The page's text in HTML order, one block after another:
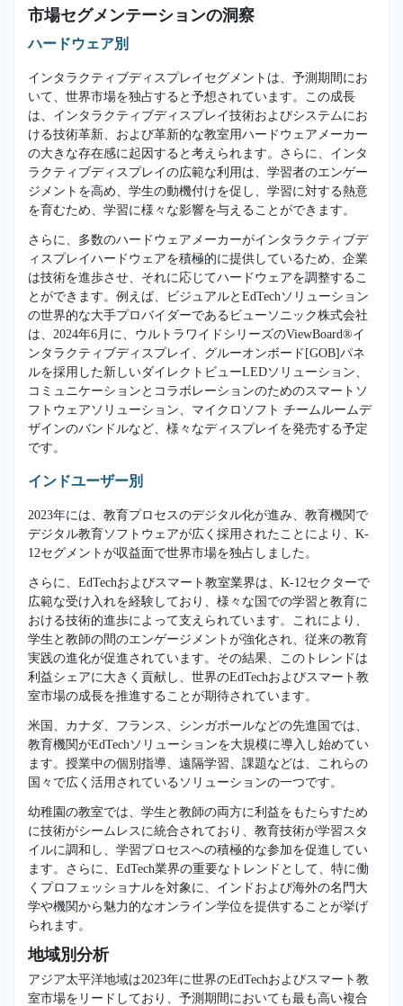
市場セグメンテーションの洞察
ハードウェア別
インタラクティブディスプレイセグメントは、予測期間にお
いて、世界市場を独占すると予想されています。この成長
は、インタラクティブディスプレイ技術およびシステムにお
ける技術革新、および革新的な教室用ハードウェアメーカー
の大きな存在感に起因すると考えられます。さらに、インタ
ラクティブディスプレイの広範な利用は、学習者のエンゲー
ジメントを高め、学生の動機付けを促し、学習に対する熱意
を育むため、学習に様々な影響を与えることができます。
さらに、多数のハードウェアメーカーがインタラクティブデ
ィスプレイハードウェアを積極的に提供しているため、企業
は技術を進歩させ、それに応じてハードウェアを調整するこ
とができます。例えば、ビジュアルとEdTechソリューション
の世界的な大手プロバイダーであるビューソニック株式会社
は、2024年6月に、ウルトラワイドシリーズのViewBoard®イ
ンタラクティブディスプレイ、グルーオンボード[GOB]パネ
ルを採用した新しいダイレクトビューLEDソリューション、
コミュニケーションとコラボレーションのためのスマートソ
フトウェアソリューション、マイクロソフト チームルームデ
ザインのバンドルなど、様々なディスプレイを発売する予定
です。
インドユーザー別
2023年には、教育プロセスのデジタル化が進み、教育機関で
デジタル教育ソフトウェアが広く採用されたことにより、K-
12セグメントが収益面で世界市場を独占しました。
さらに、EdTechおよびスマート教室業界は、K-12セクターで
広範な受け入れを経験しており、様々な国での学習と教育に
おける技術的進歩によって支えられています。これにより、
学生と教師の間のエンゲージメントが強化され、従来の教育
実践の進化が促進されています。その結果、このトレンドは
利益シェアに大きく貢献し、世界のEdTechおよびスマート教
室市場の成長を推進することが期待されています。
米国、カナダ、フランス、シンガポールなどの先進国では、
教育機関がEdTechソリューションを大規模に導入し始めてい
ます。授業中の個別指導、遠隔学習、課題などは、これらの
国々で広く活用されているソリューションの一つです。
幼稚園の教室では、学生と教師の両方に利益をもたらすため
に技術がシームレスに統合されており、教育技術が学習スタ
イルに調和し、学習プロセスへの積極的な参加を促進してい
ます。さらに、EdTech業界の重要なトレンドとして、特に働
くプロフェッショナルを対象に、インドおよび海外の名門大
学や機関から魅力的なオンライン学位を提供することが挙げ
られます。
地域別分析
アジア太平洋地域は2023年に世界のEdTechおよびスマート教
室市場をリードしており、予測期間においても最も高い複合